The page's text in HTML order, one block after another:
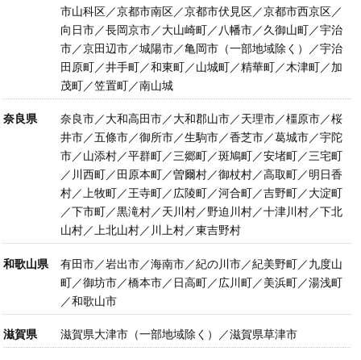
市山科区／京都市南区／京都市伏見区／京都市西京区／
向日市／長岡京市／大山崎町／八幡市／久御山町／宇治
市／京田辺市／城陽市／亀岡市（一部地域除く）／宇治
田原町／井手町／和東町／山城町／精華町／木津町／加
茂町／笠置町／南山城
奈良県
奈良市／大和高田市／大和郡山市／天理市／橿原市／桜
井市／五條市／御所市／生駒市／香芝市／葛城市／宇陀
市／山添村／平群町／三郷町／斑鳩町／安堵町／三宅町
／川西町／田原本町／曽爾村／御杖村／高取町／明日香
村／上牧町／王寺町／広陵町／河合町／吉野町／大淀町
／下市町／黒滝村／天川村／野迫川村／十津川村／下北
山村／上北山村／川上村／東吉野村
和歌山県
有田市／岩出市／海南市／紀の川市／紀美野町／九度山
町／御坊市／橋本市／日高町／広川町／美浜町／湯浅町
／和歌山市
滋賀県 滋賀県大津市（一部地域除く）／滋賀県草津市